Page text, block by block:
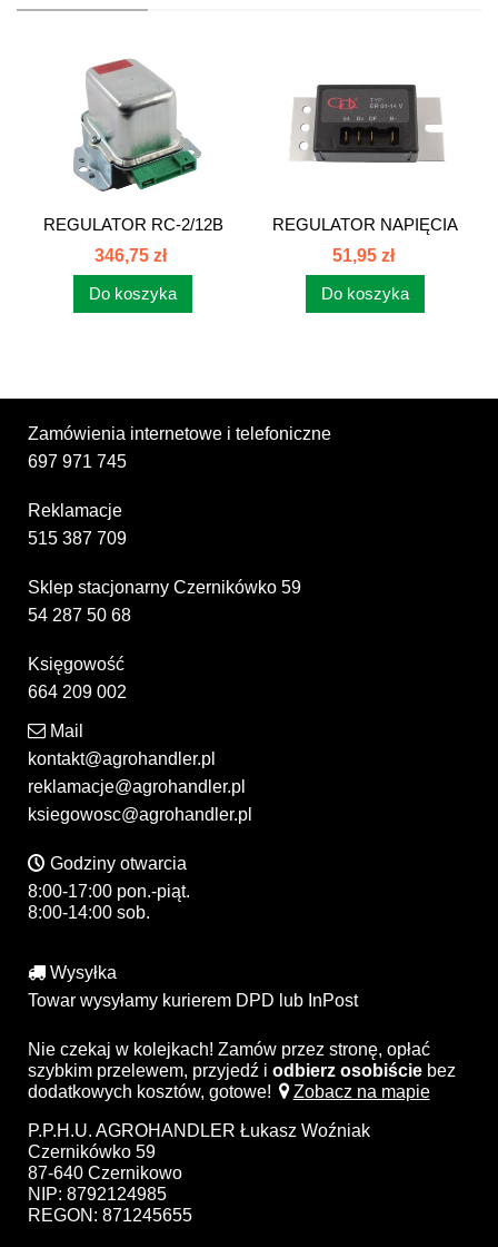
REGULATOR RC-2/12B
MECHANICZNY...
346,75 zł
Do koszyka
REGULATOR NAPIĘCIA
ELEKTRYCZNY...
51,95 zł
Do koszyka
Zamówienia internetowe i telefoniczne
697 971 745
Reklamacje
515 387 709
Sklep stacjonarny Czernikówko 59
54 287 50 68
Księgowość
664 209 002
Mail
kontakt@agrohandler.pl
reklamacje@agrohandler.pl
ksiegowosc@agrohandler.pl
Godziny otwarcia
8:00-17:00 pon.-piąt.
8:00-14:00 sob.
Wysyłka
Towar wysyłamy kurierem DPD lub InPost
Nie czekaj w kolejkach! Zamów przez stronę, opłać
szybkim przelewem, przyjedź i odbierz osobiście bez
dodatkowych kosztów, gotowe!
Zobacz na mapie
P.P.H.U. AGROHANDLER Łukasz Woźniak
Czernikówko 59
87-640 Czernikowo
NIP: 8792124985
REGON: 871245655